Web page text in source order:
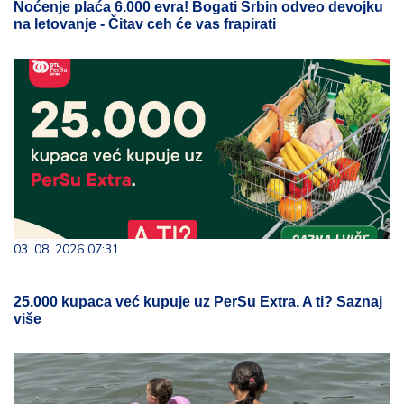
Noćenje plaća 6.000 evra! Bogati Srbin odveo devojku
na letovanje - Čitav ceh će vas frapirati
03. 08. 2026 07:31
25.000 kupaca već kupuje uz PerSu Extra. A ti? Saznaj
više